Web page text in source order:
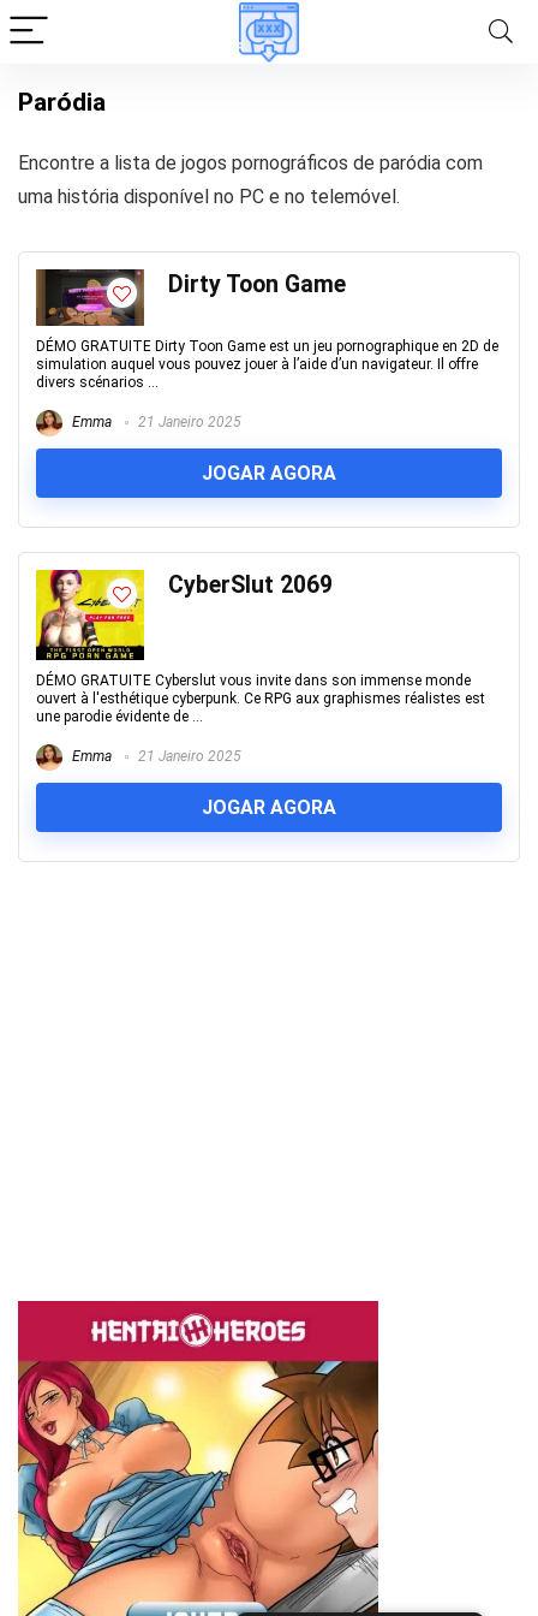
Paródia
Encontre a lista de jogos pornográficos de paródia com
uma história disponível no PC e no telemóvel.
Dirty Toon Game
DÉMO GRATUITE Dirty Toon Game est un jeu pornographique en 2D de
simulation auquel vous pouvez jouer à l’aide d’un navigateur. Il offre
divers scénarios ...
Emma 21 Janeiro 2025
JOGAR AGORA
CyberSlut 2069
DÉMO GRATUITE Cyberslut vous invite dans son immense monde
ouvert à l'esthétique cyberpunk. Ce RPG aux graphismes réalistes est
une parodie évidente de ...
Emma 21 Janeiro 2025
JOGAR AGORA